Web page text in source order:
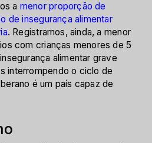
a menor proporção de
de insegurança alimentar
. Registramos, ainda, a menor
com crianças menores de 5
alimentar grave
interrompendo o ciclo de
é um país capaz de